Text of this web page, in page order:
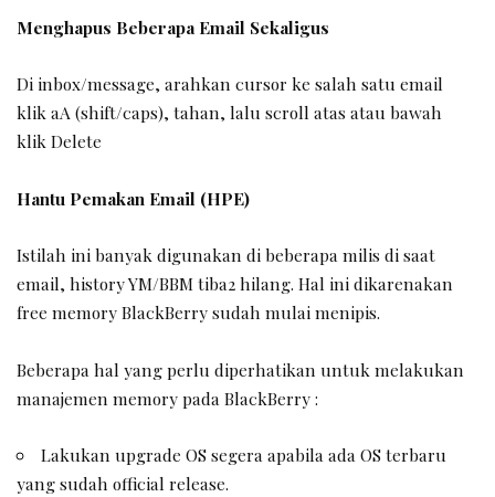
Menghapus Beberapa Email Sekaligus
Di inbox/message, arahkan cursor ke salah satu email
klik aA (shift/caps), tahan, lalu scroll atas atau bawah
klik Delete
Hantu Pemakan Email (HPE)
Istilah ini banyak digunakan di beberapa milis di saat
email, history YM/BBM tiba2 hilang. Hal ini dikarenakan
free memory BlackBerry sudah mulai menipis.
Beberapa hal yang perlu diperhatikan untuk melakukan
manajemen memory pada BlackBerry :
Lakukan upgrade OS segera apabila ada OS terbaru
yang sudah official release.